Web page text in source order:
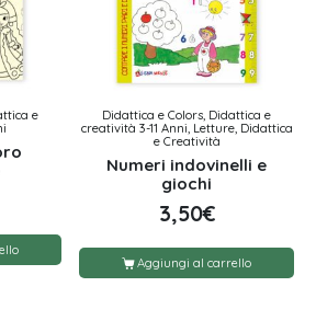
e
Didattica e Colors, Didattica e
creatività 3-11 Anni, Letture, Didattica
e Creatività
Numeri indovinelli e
giochi
3,50€
Aggiungi al carrello